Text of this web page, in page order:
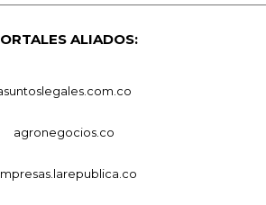
ALIADOS:
agronegocios.co